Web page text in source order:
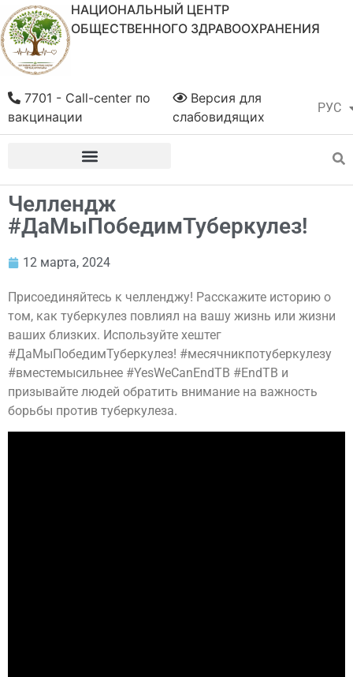
НАЦИОНАЛЬНЫЙ ЦЕНТР
ОБЩЕСТВЕННОГО ЗДРАВООХРАНЕНИЯ
РУС
ҚАЗ
Версия для
слабовидящих
7701 - Call-center по
вакцинации
Челлендж
#ДаМыПобедимТуберкулез!
12 марта, 2024
Присоединяйтесь к челленджу! Расскажите историю о
том, как туберкулез повлиял на вашу жизнь или жизни
ваших близких. Используйте хештег
#ДаМыПобедимТуберкулез! #месячникпотуберкулезу
#вместемысильнее #YesWeCanEndTB #EndTB и
призывайте людей обратить внимание на важность
борьбы против туберкулеза.